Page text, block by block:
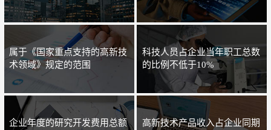
属于《国家重点支持的高新技
术领域》规定的范围
科技人员占企业当年职工总数
的比例不低于10%
企业年度的研究开发费用总额
高新技术产品收入占企业同期